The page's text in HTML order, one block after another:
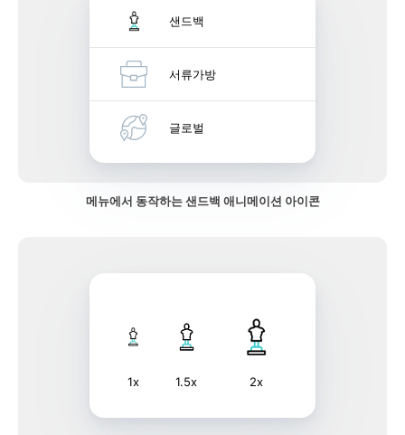
샌드백
서류가방
글로벌
메뉴에서 동작하는 샌드백 애니메이션 아이콘
1x 1.5x 2x